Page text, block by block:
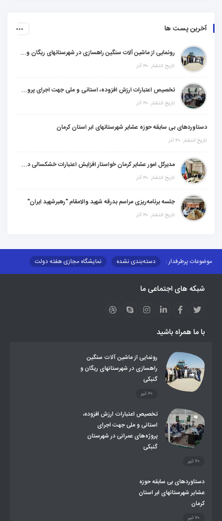
آخرین پست ها
رونمایی از ماشین آلات سنگین راهسازی در شهرستانهای ریگان و گنبکی
تاریخ انتشار: ۳۰ آذر
تخصیص اعتبارات ارزش افزوده، استانی و ملی جهت اجرای پروژه‌های عمرانی در شهرستان گنبکی
تاریخ انتشار: ۳۰ آذر
دستاوردهای بی سابقه حوزه عشایر شهرستانهای ابر استان کرمان
تاریخ انتشار: ۳۰ آذر
مدیرکل امور عشایر کرمان خواستار افزایش اعتبارات خشکسالی در سال جدید شد
تاریخ انتشار: ۳۰ آذر
جلسه برنامه‌ریزی مراسم بدرقه شهید والامقام "رهبرشهید ایران"
تاریخ انتشار: ۳۰ آذر
موضوعات پرطرفدار : دسته‌بندی نشده
نمایشگاه مجازی هفته دولت
مزایدات و مناقصات
محتوای کانون توسعه
عملکردها
عشایر استان
طرح و برنامه
روند ساماندهی عشایر داوطلب اسکان
تشکیلات اداری
شبکه های اجتماعی ما
با ما همراه باشید
رونمایی از ماشین آلات سنگین
راهسازی در شهرستانهای ریگان و
گنبکی
۲۰ تیر
تخصیص اعتبارات ارزش افزوده،
استانی و ملی جهت اجرای
پروژه‌های عمرانی در شهرستان
گنبکی
۲۰ تیر
دستاوردهای بی سابقه حوزه
عشایر شهرستانهای ابر استان
کرمان
۲۰ تیر